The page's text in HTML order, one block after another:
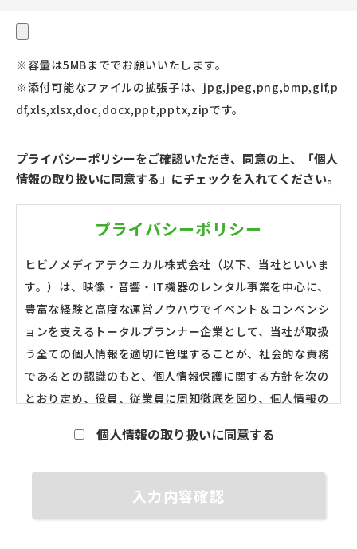
※容量は5MBまででお願いいたします。
※添付可能なファイルの拡張子は、jpg,jpeg,png,bmp,gif,p
df,xls,xlsx,doc,docx,ppt,pptx,zipです。
プライバシーポリシーをご確認いただき、同意の上、
「個人
情報の取り扱いに同意する」にチェックを入れてください。
プライバシーポリシー
ヒビノメディアテクニカル株式会社（以下、当社といいま
す。）は、映像・音響・IT機器のレンタル事業を中心に、
豊富な経験と高度な運営ノウハウでイベント＆コンベンシ
ョンを支えるトータルプランナー企業として、当社が取扱
う全ての個人情報を適切に管理することが、社会的な責務
であるとの認識のもと、個人情報保護に関する方針を次の
とおり定め、役員、従業員に周知徹底を図り、個人情報の
基本方針
第一条 個人情報の取得と利用
個人情報の取り扱いに同意する